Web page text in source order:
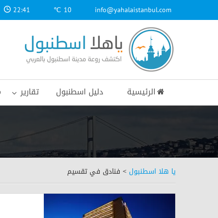
info@yahalaistanbul.com
10 ℃
22:41
الرئيسية دليل اسطنبول تقارير
يا هلا اسطنبول > فنادق في تقسيم